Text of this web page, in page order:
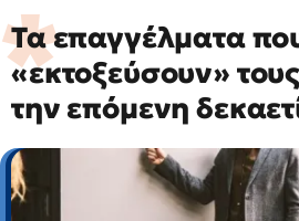
Τα επαγγέλματα
«εκτοξεύσουν»
την επόμενη